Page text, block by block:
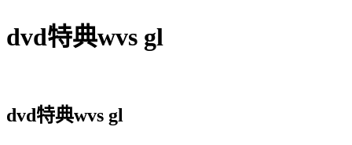
dvd特典wvs gl
dvd特典wvs gl